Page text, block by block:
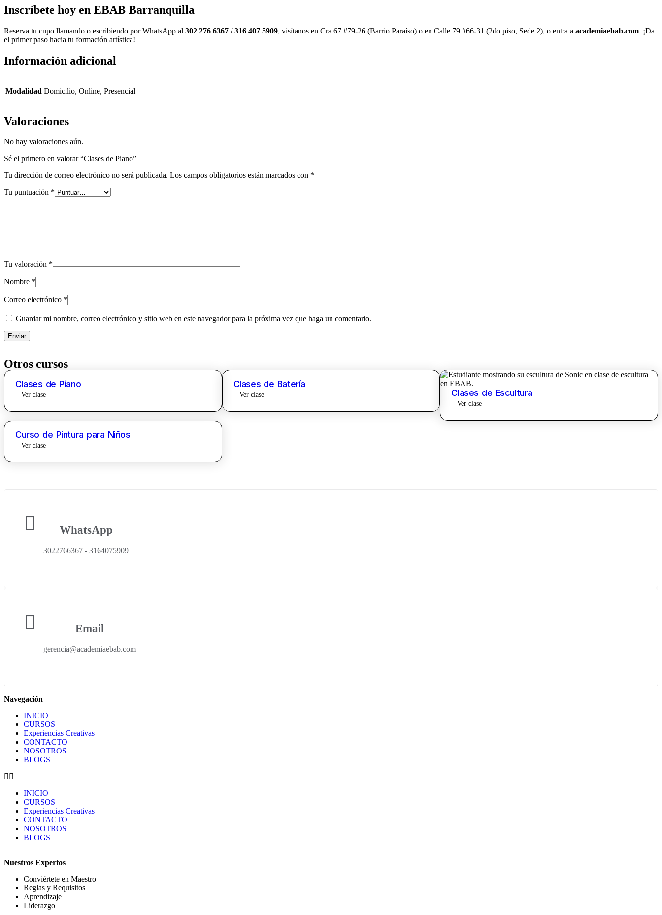
Inscríbete hoy en EBAB Barranquilla
Reserva tu cupo llamando o escribiendo por WhatsApp al 302 276 6367 / 316 407 5909, visítanos en Cra 67 #79-26 (Barrio Paraíso) o en Calle 79 #66-31 (2do piso, Sede 2), o entra a academiaebab.com. ¡Da
el primer paso hacia tu formación artística!
Información adicional
Modalidad Domicilio, Online, Presencial
Valoraciones
No hay valoraciones aún.
Sé el primero en valorar “Clases de Piano”
Tu dirección de correo electrónico no será publicada. Los campos obligatorios están marcados con *
Tu puntuación *
Tu valoración *
Nombre *
Correo electrónico *
Guardar mi nombre, correo electrónico y sitio web en este navegador para la próxima vez que haga un comentario.
Otros cursos
Clases de Piano
Ver clase
Clases de Batería
Ver clase Clases de Escultura
Ver clase
Curso de Pintura para Niños
Ver clase
WhatsApp
3022766367 - 3164075909
Email
gerencia@academiaebab.com
Navegación
INICIO
CURSOS
Experiencias Creativas
CONTACTO
NOSOTROS
BLOGS
INICIO
CURSOS
Experiencias Creativas
CONTACTO
NOSOTROS
BLOGS
Nuestros Expertos
Conviértete en Maestro
Reglas y Requisitos
Aprendizaje
Liderazgo